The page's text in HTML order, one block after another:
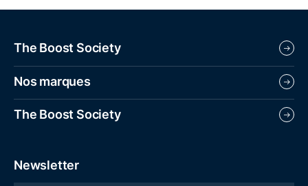
The Boost Society
Presse
Partenaires
Nos marques
KLEY
The Boost Society
92300 Levallois-Perret
Newsletter